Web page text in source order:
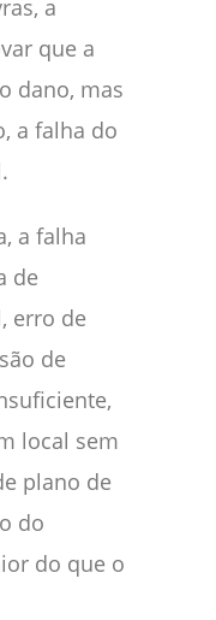
a
que a
dano, mas
a falha do
a falha
de
erro de
de
local sem
plano de
do
do que o